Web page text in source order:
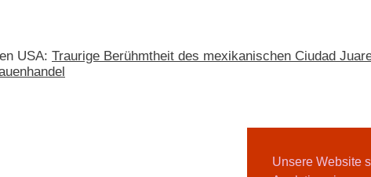
Unsere Website
USA: Traurige Berühmtheit des mexikanischen Ciudad